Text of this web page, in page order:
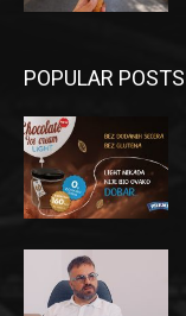
POPULAR POSTS